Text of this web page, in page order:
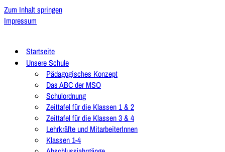
Zum Inhalt springen
Impressum
Startseite
Unsere Schule
Pädagogisches Konzept
Das ABC der MSO
Schulordnung
Zeittafel für die Klassen 1 & 2
Zeittafel für die Klassen 3 & 4
Lehrkräfte und MitarbeiterInnen
Klassen 1-4